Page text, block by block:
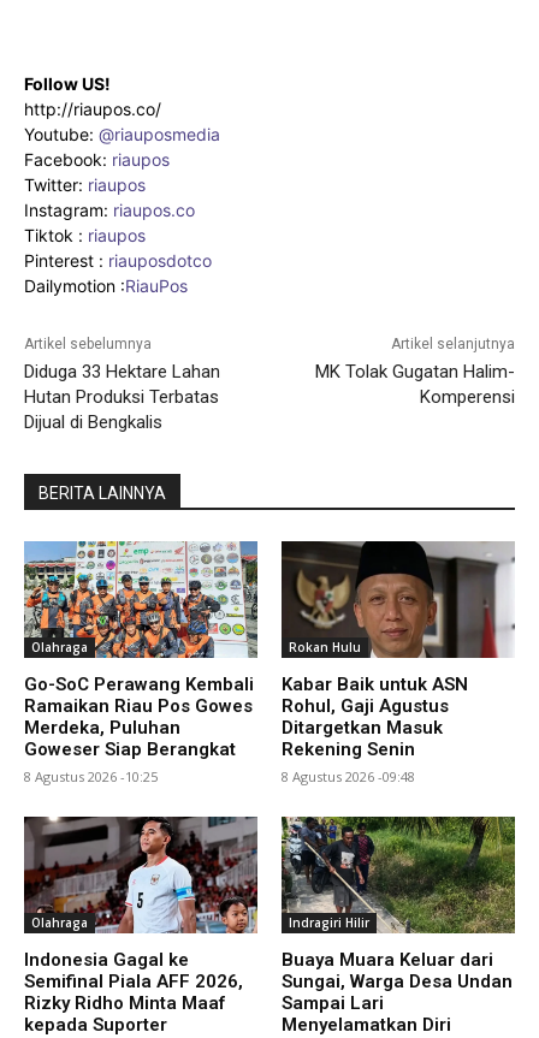
Follow US!
http://riaupos.co/
Youtube: @riauposmedia
Facebook: riaupos
Twitter: riaupos
Instagram: riaupos.co
Tiktok : riaupos
Pinterest : riauposdotco
Dailymotion :RiauPos
Artikel sebelumnya
Diduga 33 Hektare Lahan
Hutan Produksi Terbatas
Dijual di Bengkalis
Artikel selanjutnya
MK Tolak Gugatan Halim-
Komperensi
BERITA LAINNYA
Olahraga
Go-SoC Perawang Kembali
Ramaikan Riau Pos Gowes
Merdeka, Puluhan
Goweser Siap Berangkat
8 Agustus 2026 -10:25
Rokan Hulu
Kabar Baik untuk ASN
Rohul, Gaji Agustus
Ditargetkan Masuk
Rekening Senin
8 Agustus 2026 -09:48
Olahraga
Indonesia Gagal ke
Semifinal Piala AFF 2026,
Rizky Ridho Minta Maaf
kepada Suporter
Indragiri Hilir
Buaya Muara Keluar dari
Sungai, Warga Desa Undan
Sampai Lari
Menyelamatkan Diri